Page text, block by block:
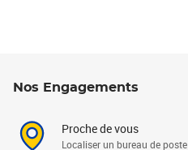
Nos Engagements
Proche de vous
Localiser un bureau de poste